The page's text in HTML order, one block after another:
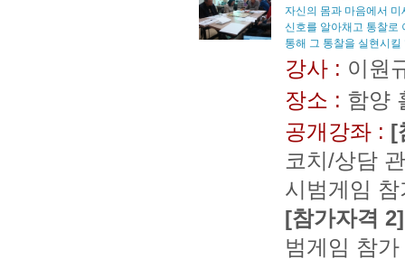
자신의 몸과 마음에서
신호를 알아채고 통찰로
통해 그 통찰을 실현시
강사 : 이원
장소 : 함양
공개강좌 : [
코치/상담
시범게임
[참가자격 2]
범게임 참